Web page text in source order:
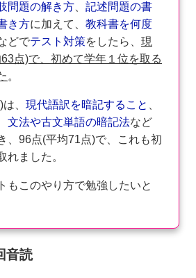
問題の解き方、 記述問題の書
き方に加えて、 教科書を何度
どでテスト対策をしたら、 現
点)で、初めて学年１位を取る
。
、 現代語訳を暗記すること 、
文法や古文単語の暗記法など
、96点(平均71点)で、これも初
れました。
もこのやり方で勉強したいと
音読